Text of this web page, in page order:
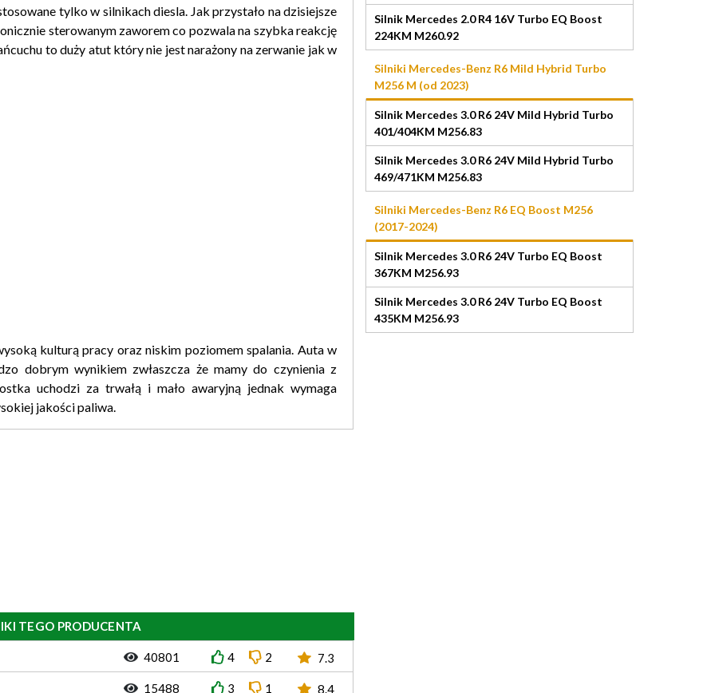
tylko w silnikach diesla. Jak przystało na dzisiejsze
sterowanym zaworem co pozwala na szybka reakcję
to duży atut który nie jest narażony na zerwanie jak w
kulturą pracy oraz niskim poziomem spalania. Auta w
dobrym wynikiem zwłaszcza że mamy do czynienia z
uchodzi za trwałą i mało awaryjną jednak wymaga
jakości paliwa.
TEGO PRODUCENTA
40801 4 2 7.3
15488 3 1 8.4
Silnik Mercedes 2.0 R4 16V Turbo EQ Boost
224KM M260.92
Silniki Mercedes-Benz R6 Mild Hybrid Turbo
M256 M (od 2023)
Silnik Mercedes 3.0 R6 24V Mild Hybrid Turbo
401/404KM M256.83
Silnik Mercedes 3.0 R6 24V Mild Hybrid Turbo
469/471KM M256.83
Silniki Mercedes-Benz R6 EQ Boost M256
(2017-2024)
Silnik Mercedes 3.0 R6 24V Turbo EQ Boost
367KM M256.93
Silnik Mercedes 3.0 R6 24V Turbo EQ Boost
435KM M256.93